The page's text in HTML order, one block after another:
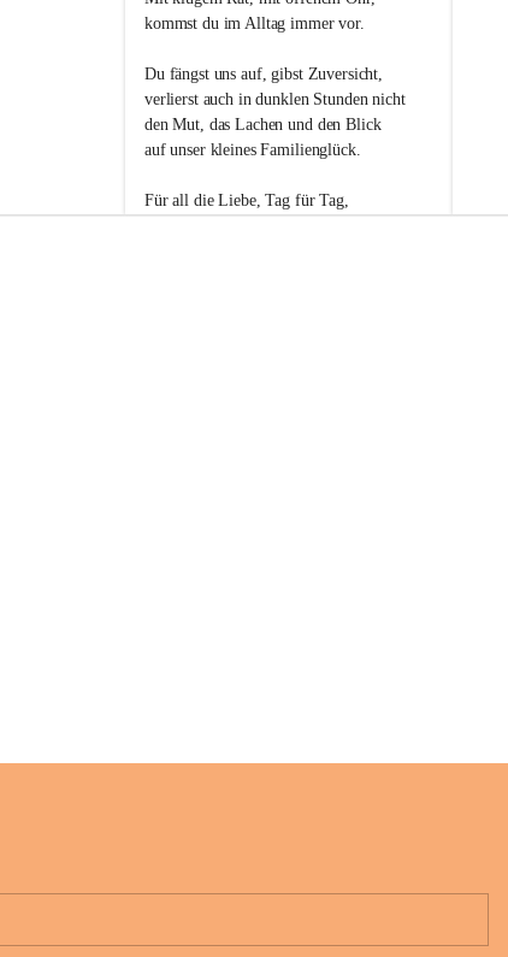
kommst du im Alltag immer vor.
Du fängst uns auf, gibst Zuversicht,
verlierst auch in dunklen Stunden nicht
den Mut, das Lachen und den Blick
auf unser kleines Familienglück.
Für all die Liebe, Tag für Tag,